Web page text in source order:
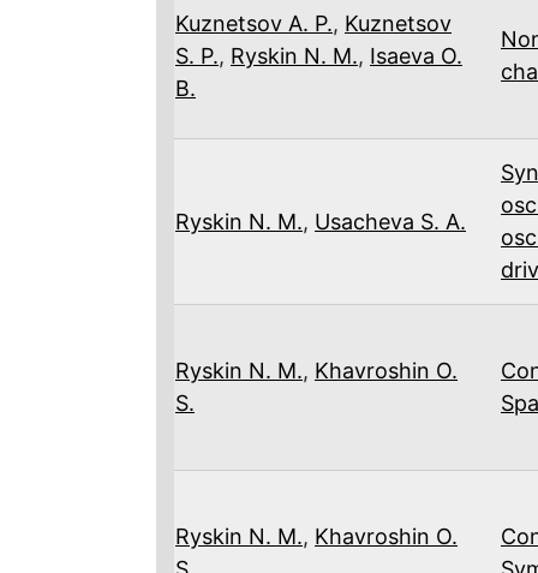
Kuznetsov A. P., Kuznetsov
S. P., Ryskin N. M., Isaeva O.
B.
Ryskin N. M., Usacheva S. A.
Ryskin N. M., Khavroshin O.
S.
Ryskin N. M., Khavroshin O.